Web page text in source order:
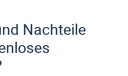
Nachteile